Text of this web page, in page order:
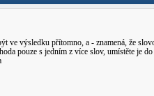
ve výsledku přítomno, a - znamená, že
pouze s jedním z více slov, umístěte je